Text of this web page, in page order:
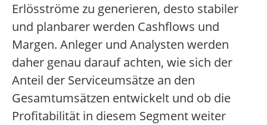
Erlösströme zu generieren, desto stabiler
und planbarer werden Cashflows und
Margen. Anleger und Analysten werden
daher genau darauf achten, wie sich der
Anteil der Serviceumsätze an den
Gesamtumsätzen entwickelt und ob die
Profitabilität in diesem Segment weiter